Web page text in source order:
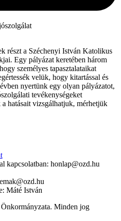
részt a Széchenyi István Katolikus
Egy pályázat keretében három
személyes tapasztalataikat
velük, hogy kitartással és
nyertünk egy olyan pályázatot,
tevékenységeket
hatásait vizsgálhatjuk, mérhetjük
kapcsolatban: honlap@ozd.hu
Máté István
Minden jog